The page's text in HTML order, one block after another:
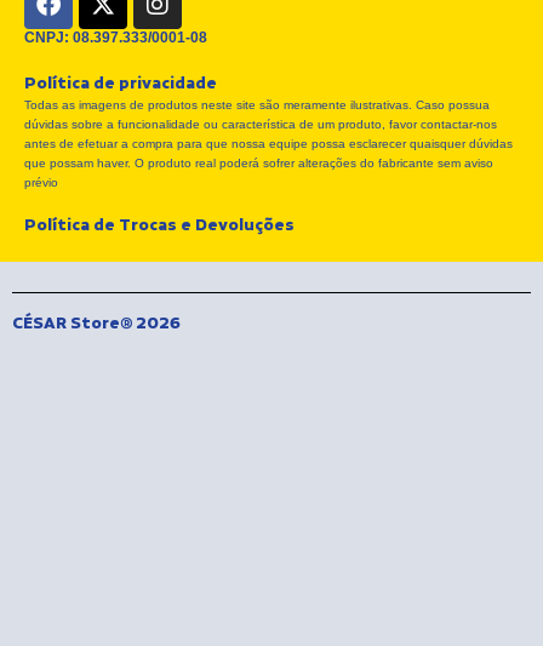
a
c
b
o
o
k
-
t
i
t
t
e
n
s
a
g
r
a
CNPJ: 08.397.333/0001-08
Política de privacidade
Todas as imagens de produtos neste site são meramente ilustrativas. Caso possua
dúvidas sobre a funcionalidade ou característica de um produto, favor contactar-nos
antes de efetuar a compra para que nossa equipe possa esclarecer quaisquer dúvidas
que possam haver. O produto real poderá sofrer alterações do fabricante sem aviso
prévio
Política de Trocas e Devoluções
CÉSAR Store® 2026